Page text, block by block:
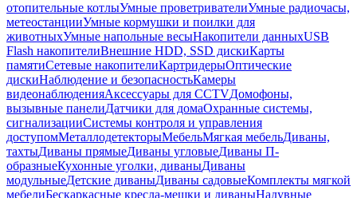
отопительные котлыУмные проветривателиУмные радиочасы,
метеостанцииУмные кормушки и поилки для
животныхУмные напольные весыНакопители данныхUSB
Flash накопителиВнешние HDD, SSD дискиКарты
памятиСетевые накопителиКартридерыОптические
дискиНаблюдение и безопасностьКамеры
видеонаблюденияАксессуары для CCTVДомофоны,
вызывные панелиДатчики для домаОхранные системы,
сигнализацииСистемы контроля и управления
доступомМеталлодетекторыМебельМягкая мебельДиваны,
тахтыДиваны прямыеДиваны угловыеДиваны П-
образныеКухонные уголки, диваныДиваны
модульныеДетские диваныДиваны садовыеКомплекты мягкой
мебелиБескаркасные кресла-мешки и диваныНадувные